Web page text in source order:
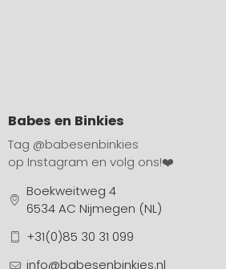
Babes en Binkies
Tag @babesenbinkies
op Instagram en volg ons!❤️
Boekweitweg 4
6534 AC Nijmegen (NL)
+31(0)85 30 31 099
info@babesenbinkies.nl